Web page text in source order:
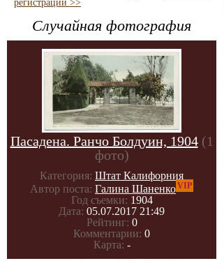
регистрации >>
Случайная фотография
Пасадена. Ранчо Болдуин, 1904 (1
фото)
Категория: Штат Калифорния
Автор поста: Галина ШаненкоVIP
Год съемки: 1904
Дата: 05.07.2017 21:49
Рейтинг: 0
Комментарии: 0
Карта: -